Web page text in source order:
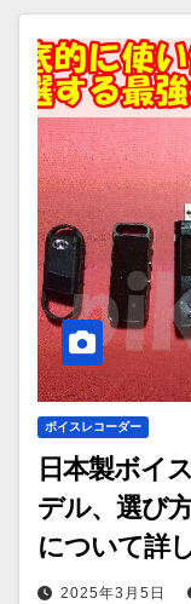
ボイスレコーダー
日本製ボイ
デル、選び
について詳
2025年3月5日